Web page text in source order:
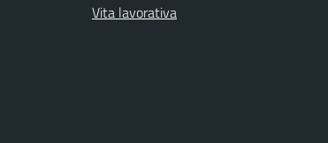
Vita lavorativa